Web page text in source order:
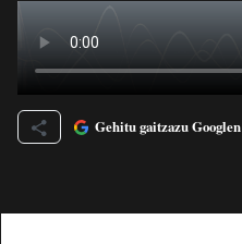
Gehitu gaitzazu Googlen